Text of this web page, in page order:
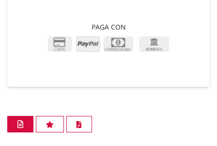
PAGA CON